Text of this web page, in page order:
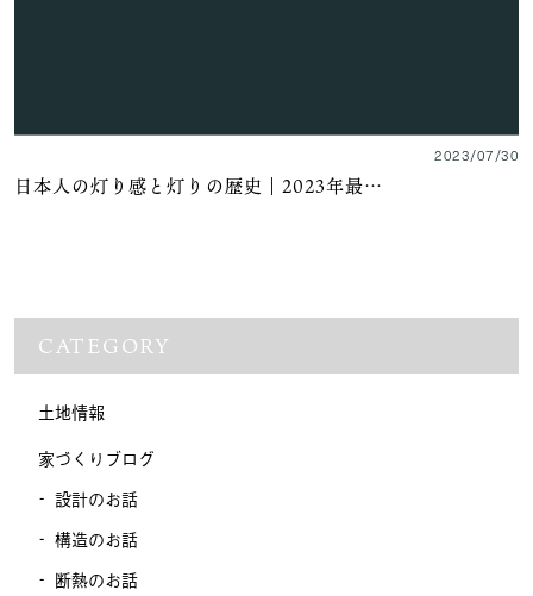
2023/07/30
日本人の灯り感と灯りの歴史｜2023年最…
CATEGORY
土地情報
家づくりブログ
設計のお話
構造のお話
断熱のお話